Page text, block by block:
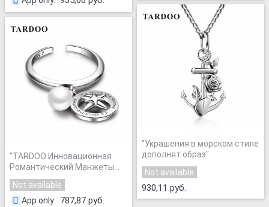
"TARDOO Инновационная
Романтический Манжеты
Открытые Стерлингового
Серебра 925 Любовник
Кольца для Женщин Жемчуг
Not available
App only: 787,87 руб.
"Украшения в морском стиле
дополнят образ"
Not available
930,11 руб.